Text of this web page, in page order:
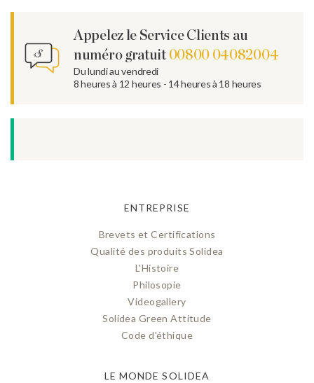
Appelez le Service Clients au
numéro gratuit 00800 04082004
Du lundi au vendredi
8 heures à 12 heures - 14 heures à 18 heures
ENTREPRISE
Brevets et Certifications
Qualité des produits Solidea
L'Histoire
Philosopie
Videogallery
Solidea Green Attitude
Code d'éthique
LE MONDE SOLIDEA